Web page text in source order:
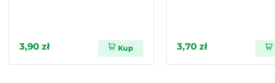
3,90 zł Kup 3,70 zł